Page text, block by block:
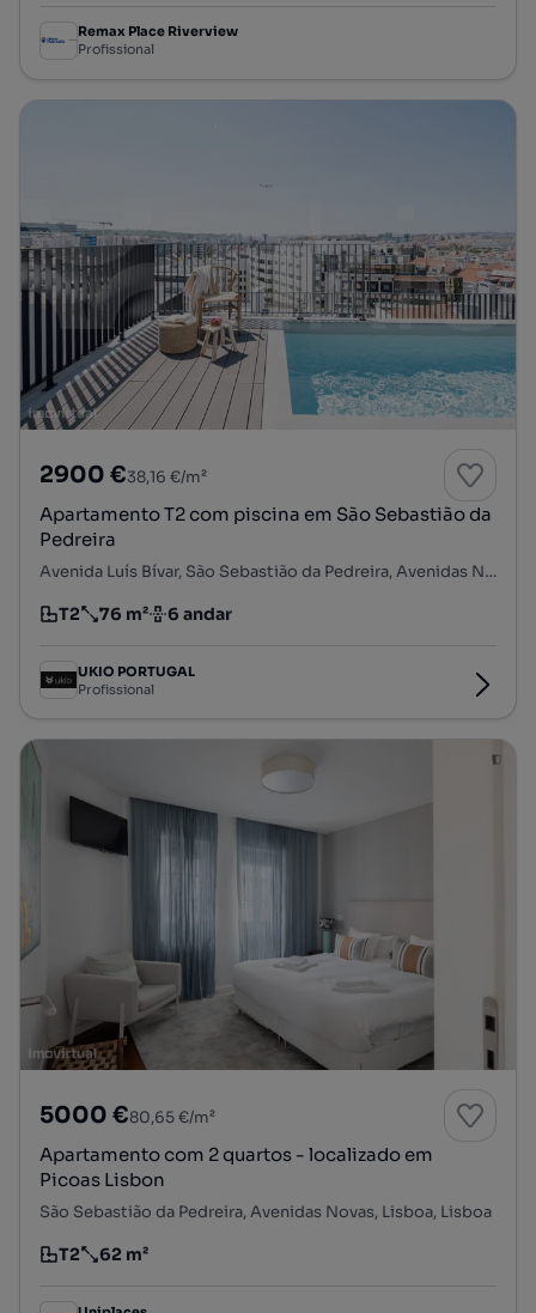
Remax Place Riverview
Profissional
2900 €38,16 €/m²
Apartamento T2 com piscina em São Sebastião da
Pedreira
Avenida Luís Bívar, São Sebastião da Pedreira, Avenidas Novas, Lisboa, Lisboa
Tipologia
T2
Preço por metro quadrado
76 m²
Andar 6 andar
UKIO PORTUGAL
Profissional
5000 €80,65 €/m²
Apartamento com 2 quartos - localizado em
Picoas Lisbon
São Sebastião da Pedreira, Avenidas Novas, Lisboa, Lisboa
Tipologia
T2
Preço por metro quadrado
62 m²